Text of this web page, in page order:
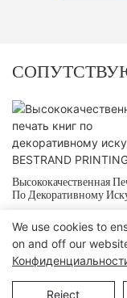
Высококачественная
По Декоративному
© 2024 |
We use cookies to
on and off our
Reject